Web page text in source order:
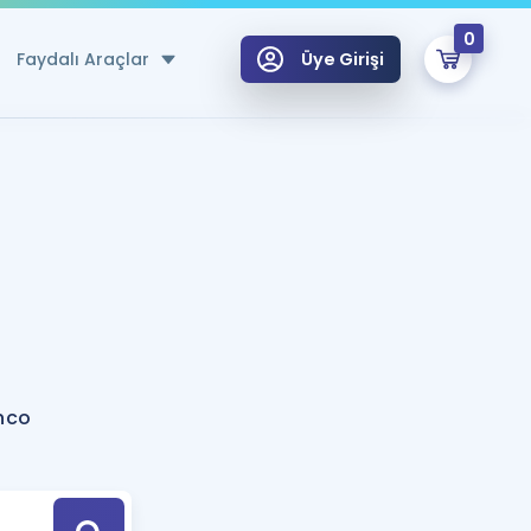
Faydalı Araçlar
Hesaplama Aracı
için Öneriler
Tek Takvimde
Üye Girişi
0
Hoca ile seni sınava hazırlayacak onlarca eğitim seni bekliyor!